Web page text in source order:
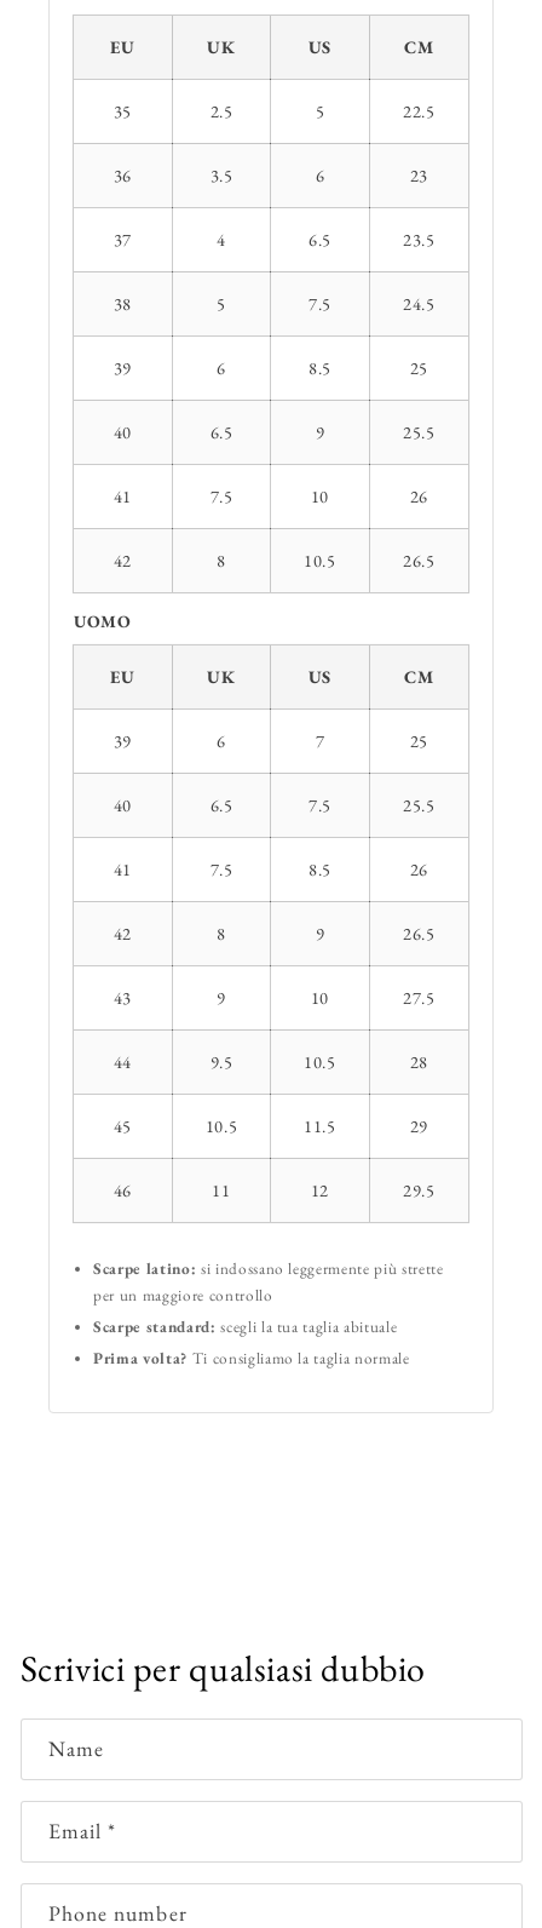
EU UK US CM
35 2.5 5 22.5
36 3.5 6 23
37 4 6.5 23.5
38 5 7.5 24.5
39 6 8.5 25
40 6.5 9 25.5
41 7.5 10 26
42 8 10.5 26.5
UOMO
EU UK US CM
39 6 7 25
40 6.5 7.5 25.5
41 7.5 8.5 26
42 8 9 26.5
43 9 10 27.5
44 9.5 10.5 28
45 10.5 11.5 29
46 11 12 29.5
Scarpe latino: si indossano leggermente più strette
per un maggiore controllo
Scarpe standard: scegli la tua taglia abituale
Prima volta? Ti consigliamo la taglia normale
Scrivici per qualsiasi dubbio
Name
Email*
Phone number